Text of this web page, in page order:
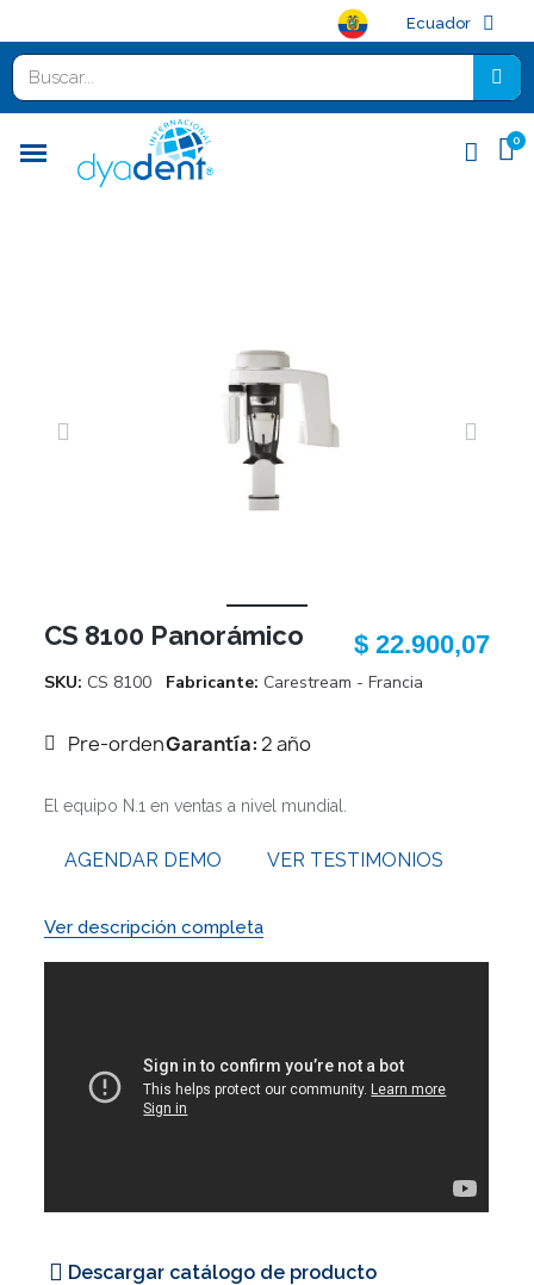
Ecuador
CS 8100 Panorámico
SKU CS 8100 Fabricante Carestream - Francia
$ 22.900,07
Pre-ordenGarantía: 2 año
El equipo N.1 en ventas a nivel mundial.
AGENDAR DEMO VER TESTIMONIOS
Ver descripción completa
Descargar catálogo de producto